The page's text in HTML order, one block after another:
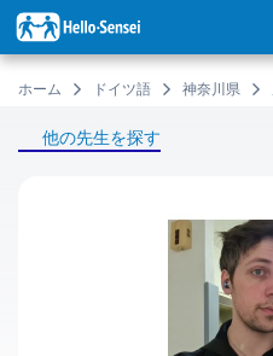
イ
ン
コ
ホーム ドイツ語 神奈川県
他の先生を探す